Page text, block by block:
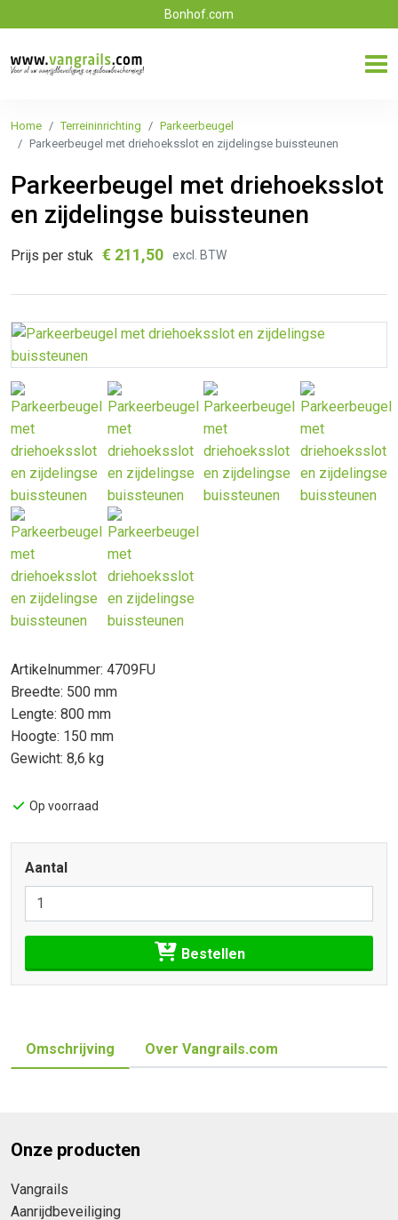
Bonhof.com
Home Terreininrichting
Parkeerbeugel
Parkeerbeugel met driehoeksslot en zijdelingse buissteunen
Parkeerbeugel met driehoeksslot
en zijdelingse buissteunen
Prijs per stuk € 211,50 excl. BTW
Artikelnummer: 4709FU
Breedte: 500 mm
Lengte: 800 mm
Hoogte: 150 mm
Gewicht: 8,6 kg
Op voorraad
Aantal
Bestellen
Omschrijving Over Vangrails.com
Onze producten
Vangrails
Aanrijdbeveiliging